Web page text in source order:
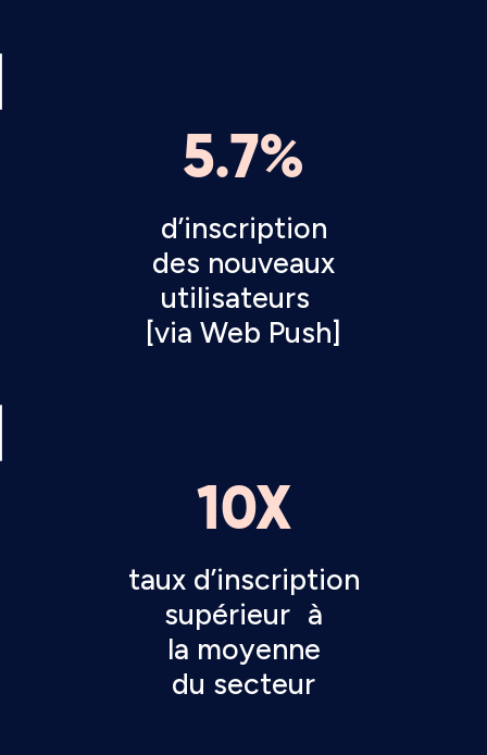
5.7%
d’inscription
des nouveaux
utilisateurs
[via Web Push]
10X
taux d’inscription
supérieur à
la moyenne
du secteur